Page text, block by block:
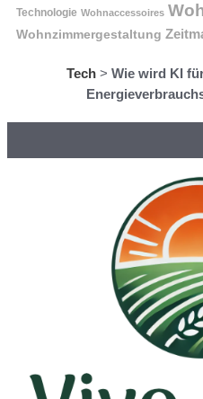
Technologie Wohnaccessoires
Wohnzimmergestaltung
Tech> Wie wird KI